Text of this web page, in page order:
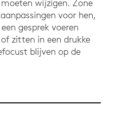
wijzigen. Zone
voor hen,
gesprek voeren
zitten in een drukke
blijven op de